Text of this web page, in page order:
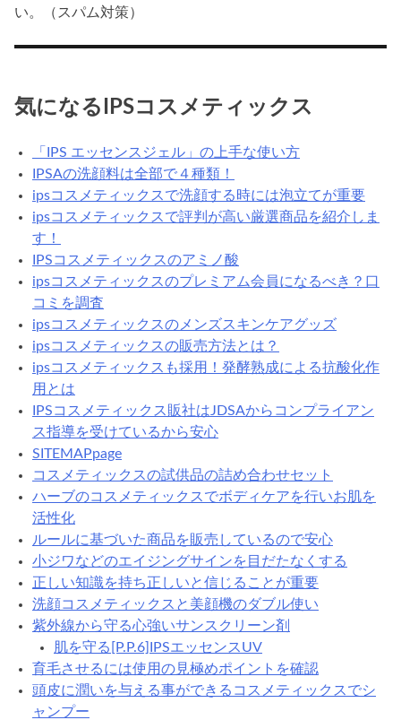
い。（スパム対策）
気になるIPSコスメティックス
「IPS エッセンスジェル」の上手な使い方
IPSAの洗顔料は全部で４種類！
ipsコスメティックスで洗顔する時には泡立てが重要
ipsコスメティックスで評判が高い厳選商品を紹介しま
す！
IPSコスメティックスのアミノ酸
ipsコスメティックスのプレミアム会員になるべき？口
コミを調査
ipsコスメティックスのメンズスキンケアグッズ
ipsコスメティックスの販売方法とは？
ipsコスメティックスも採用！発酵熟成による抗酸化作
用とは
IPSコスメティックス販社はJDSAからコンプライアン
ス指導を受けているから安心
SITEMAPpage
コスメティックスの試供品の詰め合わせセット
ハーブのコスメティックスでボディケアを行いお肌を
活性化
ルールに基づいた商品を販売しているので安心
小ジワなどのエイジングサインを目だたなくする
正しい知識を持ち正しいと信じることが重要
洗顔コスメティックスと美顔機のダブル使い
紫外線から守る心強いサンスクリーン剤
肌を守る[P.P.6]IPSエッセンスUV
育毛させるには使用の見極めポイントを確認
頭皮に潤いを与える事ができるコスメティックスでシ
ャンプー